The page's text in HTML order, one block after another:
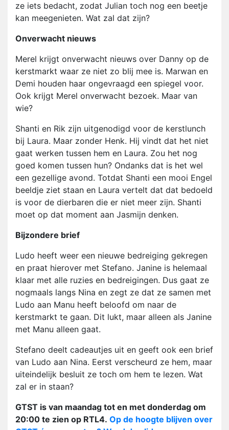
ze iets bedacht, zodat Julian toch nog een beetje
kan meegenieten. Wat zal dat zijn?
Onverwacht nieuws
Merel krijgt onverwacht nieuws over Danny op de
kerstmarkt waar ze niet zo blij mee is. Marwan en
Demi houden haar ongevraagd een spiegel voor.
Ook krijgt Merel onverwacht bezoek. Maar van
wie?
Shanti en Rik zijn uitgenodigd voor de kerstlunch
bij Laura. Maar zonder Henk. Hij vindt dat het niet
gaat werken tussen hem en Laura. Zou het nog
goed komen tussen hun? Ondanks dat is het wel
een gezellige avond. Totdat Shanti een mooi Engel
beeldje ziet staan en Laura vertelt dat dat bedoeld
is voor de dierbaren die er niet meer zijn. Shanti
moet op dat moment aan Jasmijn denken.
Bijzondere brief
Ludo heeft weer een nieuwe bedreiging gekregen
en praat hierover met Stefano. Janine is helemaal
klaar met alle ruzies en bedreigingen. Dus gaat ze
nogmaals langs Nina en zegt ze dat ze samen met
Ludo aan Manu heeft beloofd om naar de
kerstmarkt te gaan. Dit lukt, maar alleen als Janine
met Manu alleen gaat.
Stefano deelt cadeautjes uit en geeft ook een brief
van Ludo aan Nina. Eerst verscheurd ze hem, maar
uiteindelijk besluit ze toch om hem te lezen. Wat
zal er in staan?
GTST is van maandag tot en met donderdag om
20:00 te zien op RTL4. Op de hoogte blijven over